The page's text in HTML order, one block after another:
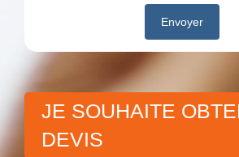
JE SOUHAITE
DEVIS